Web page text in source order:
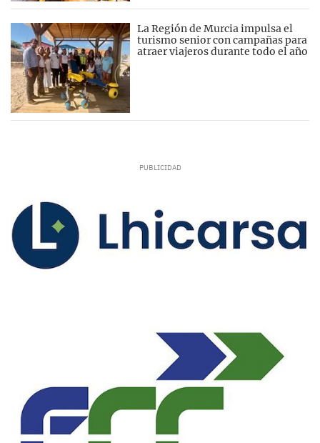
La Región de Murcia impulsa el
turismo senior con campañas para
atraer viajeros durante todo el año